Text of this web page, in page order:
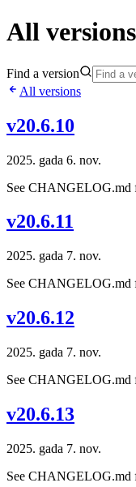
All
Find a version
All versions
v20.6.10
2025. gada 6. nov.
See CHANGELOG.md
v20.6.11
2025. gada 7. nov.
See CHANGELOG.md
v20.6.12
2025. gada 7. nov.
See CHANGELOG.md
v20.6.13
2025. gada 7. nov.
See CHANGELOG.md